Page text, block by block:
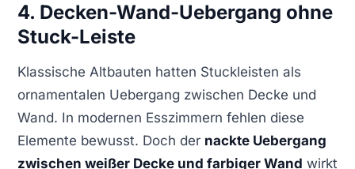
4. Decken-Wand-Uebergang ohne
Stuck-Leiste
Klassische Altbauten hatten Stuckleisten als
ornamentalen Uebergang zwischen Decke und
Wand. In modernen Esszimmern fehlen diese
Elemente bewusst. Doch der nackte Uebergang
zwischen weißer Decke und farbiger Wand wirkt